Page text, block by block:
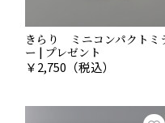
Point.05
縁起物として
きらり ミニコンパクトミ
ー | プレゼント
￥2,750 （税込）